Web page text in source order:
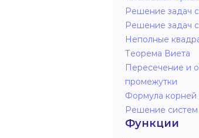
Решение задач
Решение задач
Неполные
Теорема Виета
Пересечение и
промежутки
Формула корней
Решение
Функции